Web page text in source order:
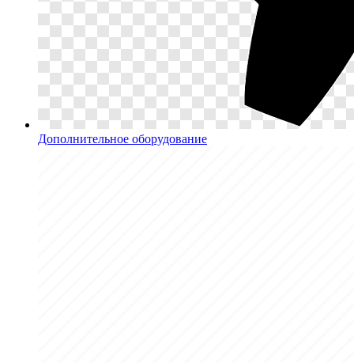
Дополнительное оборудование